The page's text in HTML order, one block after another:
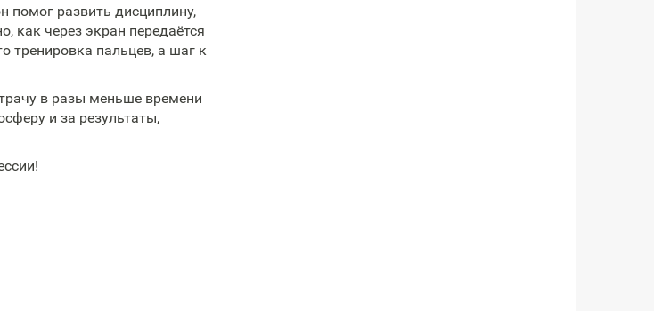
помог развить дисциплину,
как через экран передаётся
тренировка пальцев, а шаг к
в разы меньше времени
и за результаты,